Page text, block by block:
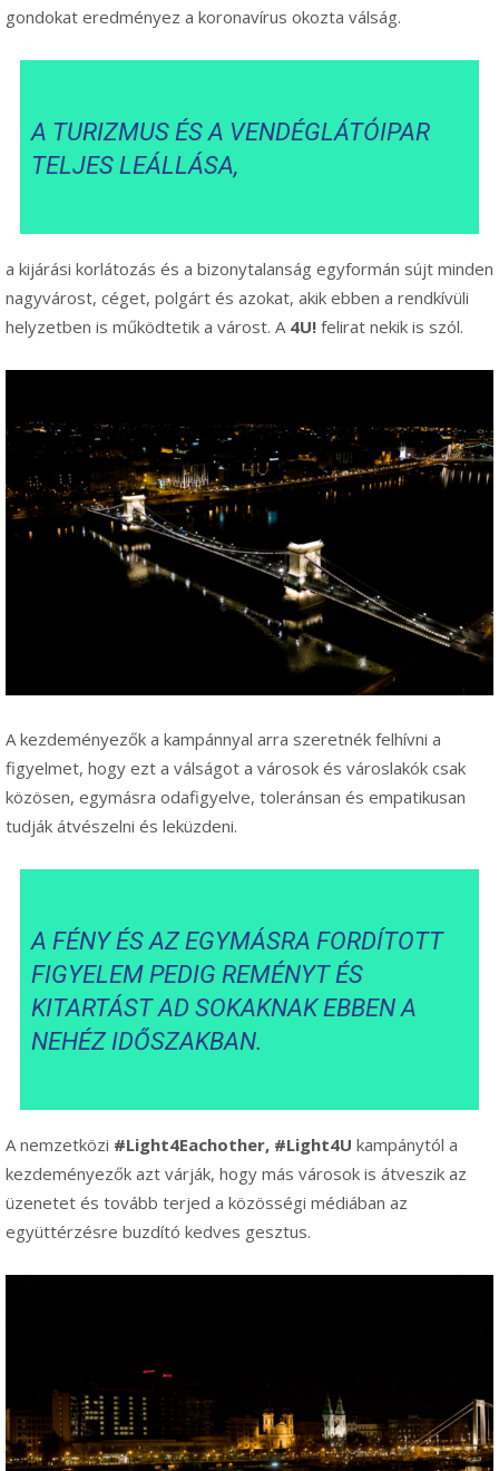
gondokat eredményez a koronavírus okozta válság.
A TURIZMUS ÉS A VENDÉGLÁTÓIPAR
TELJES LEÁLLÁSA,
a kijárási korlátozás és a bizonytalanság egyformán sújt minden
nagyvárost, céget, polgárt és azokat, akik ebben a rendkívüli
helyzetben is működtetik a várost. A 4U! felirat nekik is szól.
A kezdeményezők a kampánnyal arra szeretnék felhívni a
figyelmet, hogy ezt a válságot a városok és városlakók csak
közösen, egymásra odafigyelve, toleránsan és empatikusan
tudják átvészelni és leküzdeni.
A FÉNY ÉS AZ EGYMÁSRA FORDÍTOTT
FIGYELEM PEDIG REMÉNYT ÉS
KITARTÁST AD SOKAKNAK EBBEN A
NEHÉZ IDŐSZAKBAN.
A nemzetközi #Light4Eachother, #Light4U kampánytól a
kezdeményezők azt várják, hogy más városok is átveszik az
üzenetet és tovább terjed a közösségi médiában az
együttérzésre buzdító kedves gesztus.